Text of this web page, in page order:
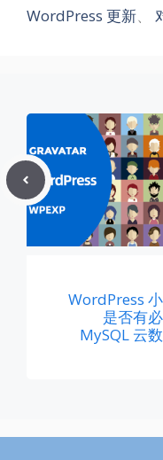
WordPress 更新、
WordPress
是否有
MySQL 云